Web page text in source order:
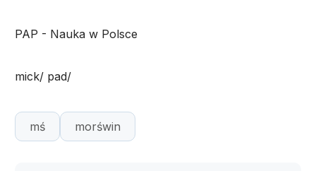
PAP - Nauka w Polsce
mick/ pad/
mś morświn